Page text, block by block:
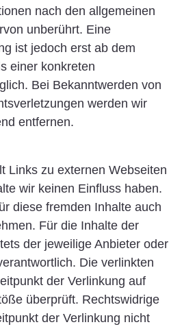
nach den allgemeinen
unberührt. Eine
ist jedoch erst ab dem
einer konkreten
Bei Bekanntwerden von
werden wir
entfernen.
Links zu externen Webseiten
wir keinen Einfluss haben.
diese fremden Inhalte auch
Für die Inhalte der
der jeweilige Anbieter oder
Die verlinkten
der Verlinkung auf
überprüft. Rechtswidrige
der Verlinkung nicht